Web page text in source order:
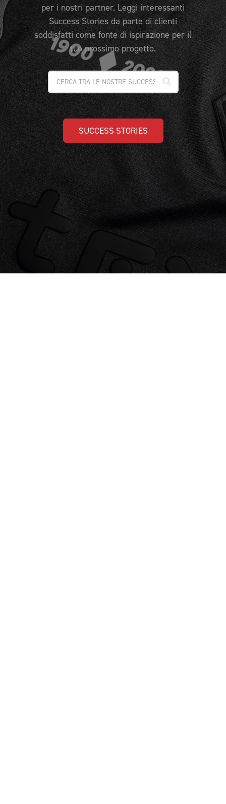
PACCHETTO CAMPIONE
CAMPIONATURA
NEWSLETTER
FAQ per i nostri partner. Leggi interessanti
Success Stories da parte di clienti
soddisfatti come fonte di ispirazione per il
tuo prossimo progetto.
SUCCESS STORIES